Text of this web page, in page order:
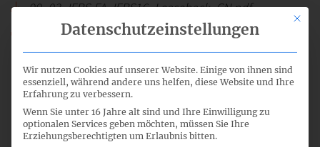
99_03_IFRS-FA_IFRS16_Leaseback_CN.pdf
99_03a_IFRS-FA_IFRS16_Leaseback_SN.pdf
99_IFRS-FA_TOP_03.mp3
16.03.2021
Mit
Datenschutzeinstellungen
Wir nutzen Cookies auf unserer Website. Einige von ihnen sind
essenziell, während andere uns helfen, diese Website und Ihre
Erfahrung zu verbessern.
Wenn Sie unter 16 Jahre alt sind und Ihre Einwilligung zu
optionalen Services geben möchten, müssen Sie Ihre
Erziehungsberechtigten um Erlaubnis bitten.